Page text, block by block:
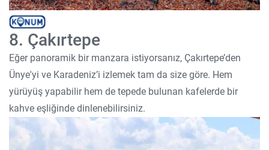
8. Çakırtepe
Eğer panoramik bir manzara istiyorsanız, Çakırtepe’den
Ünye'yi ve Karadeniz’i izlemek tam da size göre. Hem
yürüyüş yapabilir hem de tepede bulunan kafelerde bir
kahve eşliğinde dinlenebilirsiniz.